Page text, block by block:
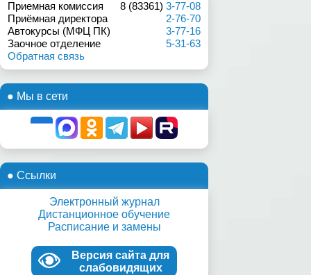
Приемная комиссия 8 (83361) 3-77-08
Приёмная директора
2-76-70
Автокурсы (МФЦ ПК)
3-77-16
Заочное отделение
5-31-63
Обратная связь
● Мы в сети
● Ссылки
Электронный журнал
Дистанционное обучение
Расписание и замены
Версия сайта для
слабовидящих